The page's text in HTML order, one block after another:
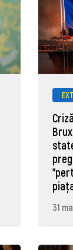
31